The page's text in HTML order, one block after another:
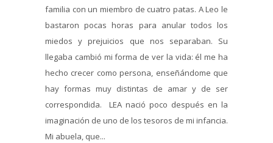
familia con un miembro de cuatro patas. A Leo le
bastaron pocas horas para anular todos los
miedos y prejuicios que nos separaban. Su
llegaba cambió mi forma de ver la vida: él me ha
hecho crecer como persona, enseñándome que
hay formas muy distintas de amar y de ser
correspondida. LEA nació poco después en la
imaginación de uno de los tesoros de mi infancia.
Mi abuela, que...